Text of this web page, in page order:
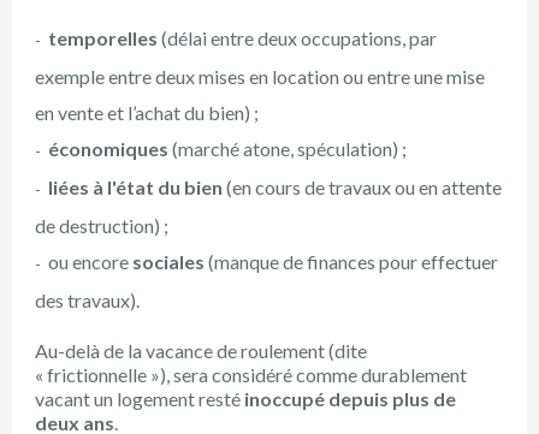
temporelles (délai entre deux occupations, par
exemple entre deux mises en location ou entre une mise
en vente et l’achat du bien) ;
économiques (marché atone, spéculation) ;
liées à l'état du bien (en cours de travaux ou en attente
de destruction) ;
ou encore sociales (manque de finances pour effectuer
des travaux).
Au-delà de la vacance de roulement (dite
« frictionnelle »), sera considéré comme durablement
vacant un logement resté inoccupé depuis plus de
deux ans